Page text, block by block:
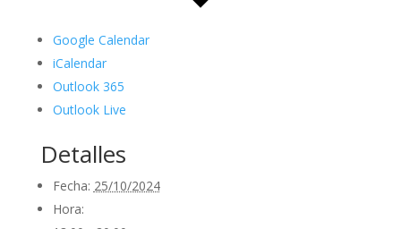
Google Calendar
iCalendar
Outlook 365
Outlook Live
Detalles
Fecha: 25/10/2024
Hora: